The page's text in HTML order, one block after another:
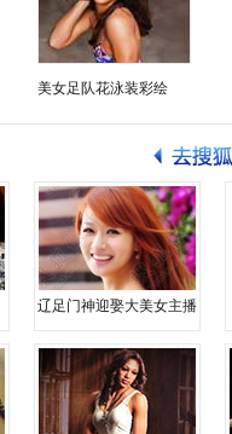
美女足队花泳装彩绘
辽足门神迎娶大美女主播